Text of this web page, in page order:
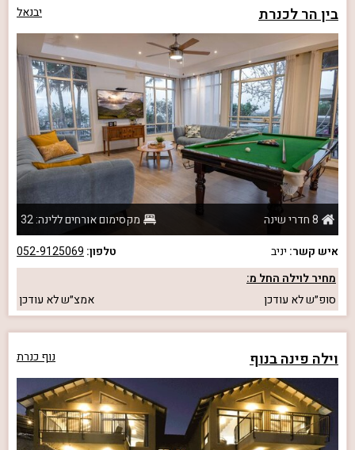
בין הר לכנרת יבנאל
8 חדרי שינה
מקסימום אורחים ללינה: 32
איש קשר: יניב טלפון: 052-9125069
מחיר לוילה החל מ:
סופ״שלא עודכן אמצ״שלא עודכן
וילה פינה בנוף נוף כנרת